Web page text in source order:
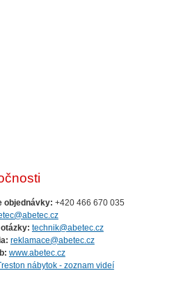
objednávky: +420 466 670 035
technik@abetec.cz
reklamace@abetec.cz
www.abetec.cz
nábytok - zoznam videí